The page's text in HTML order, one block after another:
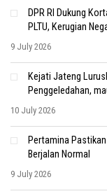
DPR RI Dukung
PLTU, Kerugian
9 July 2026
Kejati Jateng
Penggeledahan,
10 July 2026
Pertamina
Berjalan Normal
9 July 2026